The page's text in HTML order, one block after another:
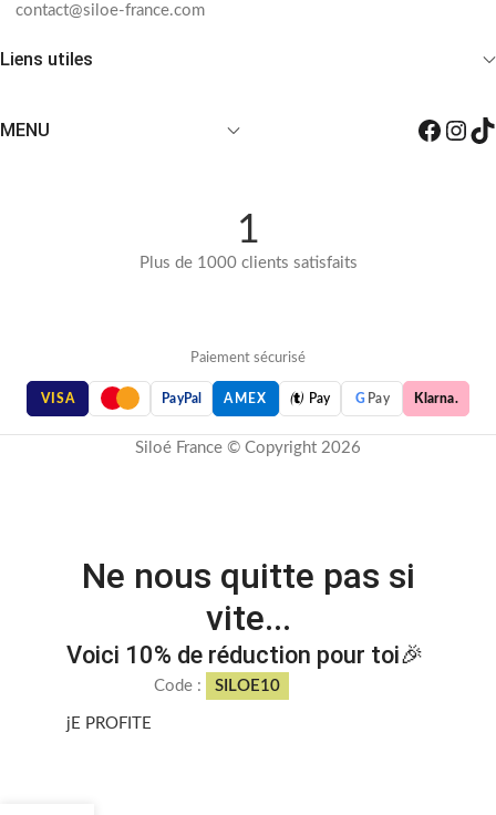
contact@siloe-france.com
Liens utiles
MENU
1
Plus de 1000 clients satisfaits
Paiement sécurisé
VISA PayPal AMEX  Pay G Pay Klarna.
Siloé France © Copyright 2026
Ne nous quitte pas si
vite...
Voici 10% de réduction pour toi🎉
Code : SILOE10
jE PROFITE